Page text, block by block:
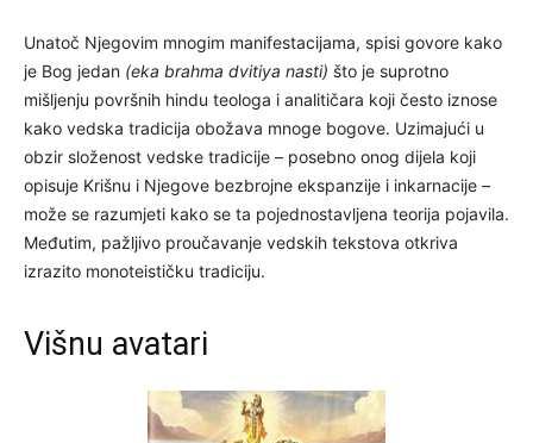
Unatoč Njegovim mnogim manifestacijama, spisi govore kako
je Bog jedan (eka brahma dvitiya nasti) što je suprotno
mišljenju površnih hindu teologa i analitičara koji često iznose
kako vedska tradicija obožava mnoge bogove. Uzimajući u
obzir složenost vedske tradicije – posebno onog dijela koji
opisuje Krišnu i Njegove bezbrojne ekspanzije i inkarnacije –
može se razumjeti kako se ta pojednostavljena teorija pojavila.
Međutim, pažljivo proučavanje vedskih tekstova otkriva
izrazito monoteističku tradiciju.
Višnu avatari